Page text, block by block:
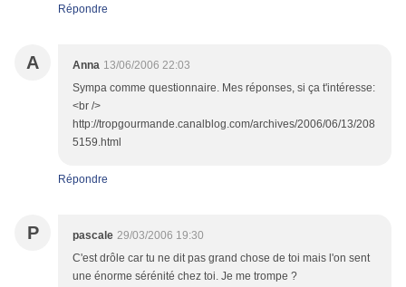
Répondre
A Anna 13/06/2006 22:03
Sympa comme questionnaire. Mes réponses, si ça t'intéresse:
<br />
http://tropgourmande.canalblog.com/archives/2006/06/13/208
5159.html
Répondre
P pascale 29/03/2006 19:30
C'est drôle car tu ne dit pas grand chose de toi mais l'on sent
une énorme sérénité chez toi. Je me trompe ?